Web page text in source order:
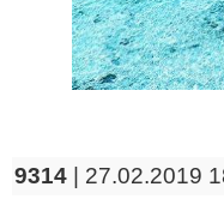
9314 | 27.02.2019